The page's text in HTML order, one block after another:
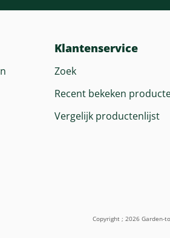
Klantenservice
Zoek
Recent bekeken
Vergelijk productenlijst
Copyright ; 2026 Garden-